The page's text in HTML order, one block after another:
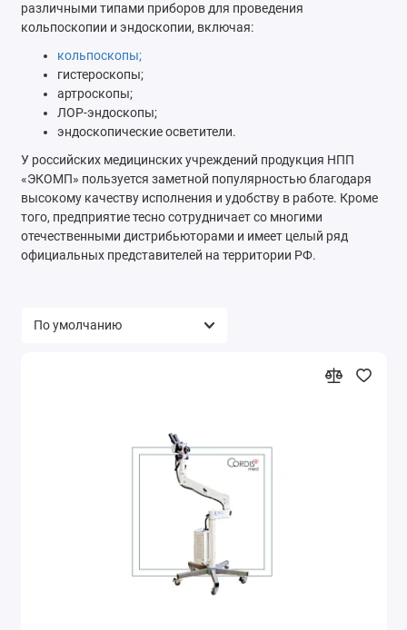
различными типами приборов для проведения
кольпоскопии и эндоскопии, включая:
кольпоскопы;
гистероскопы;
артроскопы;
ЛОР-эндоскопы;
эндоскопические осветители.
У российских медицинских учреждений продукция НПП
«ЭКОМП» пользуется заметной популярностью благодаря
высокому качеству исполнения и удобству в работе. Кроме
того, предприятие тесно сотрудничает со многими
отечественными дистрибьюторами и имеет целый ряд
официальных представителей на территории РФ.